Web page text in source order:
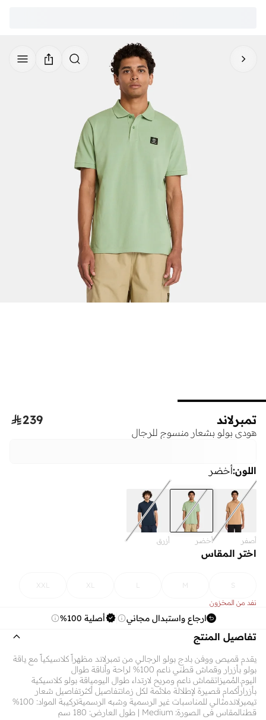
تمبرلاند
هودي بولو بشعار منسوج للرجال
239
اللون:أخضر
أصفر أخضر أزرق
اختر المقاس
S
M
L
XL
XXL
نفد من المخزون
ارجاع واستبدال مجاني أصلية 100%
تفاصيل المنتج
يقدم قميص ووفن بادج بولو الرجالي من تمبرلاند مظهراً كلاسيكياً مع ياقة
بولو بأزرار وقماش قطني ناعم 100% لراحة وأناقة طوال
اليوم.المُميزاتقماش ناعم ومريح لارتداء طوال اليومياقة بولو كلاسيكية
بأزرارأكمام قصيرة لإطلالة ملائمة لكل زمانتفاصيل أكثرتفاصيل شعار
تيمبرلاندمثالي للمناسبات غير الرسمية وشبه الرسميةتركيبة المواد: 100%
قطنالمقاس في الصورة: Medium | طول العارض: 180 سم